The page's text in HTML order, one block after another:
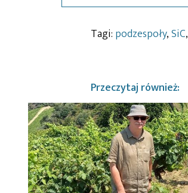
Tagi: podzespoły,SiC,
Przeczytaj również: